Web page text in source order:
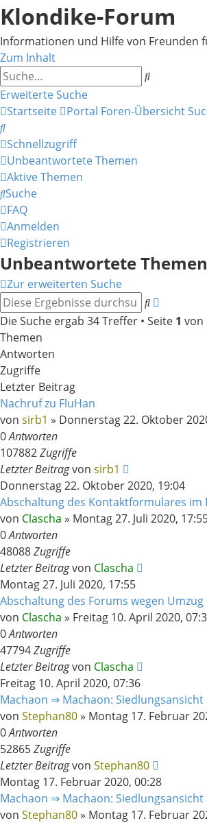
Klondike-Forum
Informationen und Hilfe von Freunden
Zum Inhalt
Suche
Erweiterte Suche
Startseite
Portal Foren-Übersicht
Suche
Schnellzugriff
Unbeantwortete Themen
Aktive Themen
Suche
FAQ
Anmelden
Registrieren
Unbeantwortete Themen
Zur erweiterten Suche
Suche
Suche
Die Suche ergab 34 Treffer • Seite 1 von
Themen
Antworten
Zugriffe
Letzter Beitrag
Nachruf zu FluHan
von sirb1 » Donnerstag 22. Oktober
0Antworten
107882Zugriffe
Letzter Beitragvon sirb1
Donnerstag 22. Oktober 2020, 19:04
Abschaltung des Kontaktformulares im
von Clascha » Montag 27. Juli 2020,
0Antworten
48088Zugriffe
Letzter Beitragvon Clascha
Montag 27. Juli 2020, 17:55
Abschaltung des Forums wegen
von Clascha » Freitag 10. April 2020,
0Antworten
47794Zugriffe
Letzter Beitragvon Clascha
Freitag 10. April 2020, 07:36
Machaon ⇒ Machaon: Siedlungsansicht
von Stephan80» Montag 17. Februar
0Antworten
52865Zugriffe
Letzter Beitragvon Stephan80
Montag 17. Februar 2020, 00:28
Machaon ⇒ Machaon: Siedlungsansicht
von Stephan80» Montag 17. Februar